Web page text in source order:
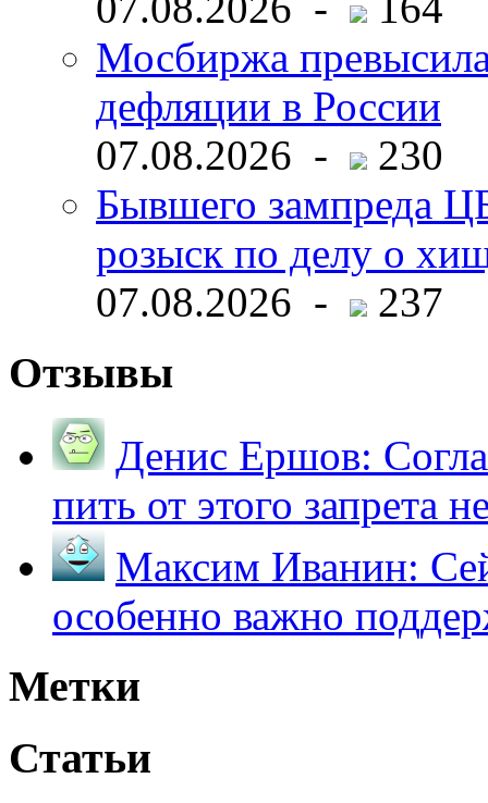
Мосбиржа
дефляции в России
07.08.2026 -
230
Бывшего зампреда
розыск по делу о
07.08.2026 -
237
Отзывы
Денис Ершов:
пить от этого запрета
Максим Иванин:
особенно важно
Метки
Статьи